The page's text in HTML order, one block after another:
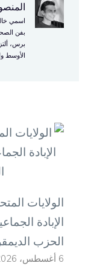
اسمي
بفن
برس،
الأوسط
الولايات
الإبادة
الحزب
6 أغسطس، 2026